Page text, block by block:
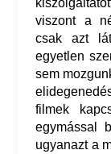
viszont a
csak azt
egyetlen
sem
filmek
egymással
ugyanazt a